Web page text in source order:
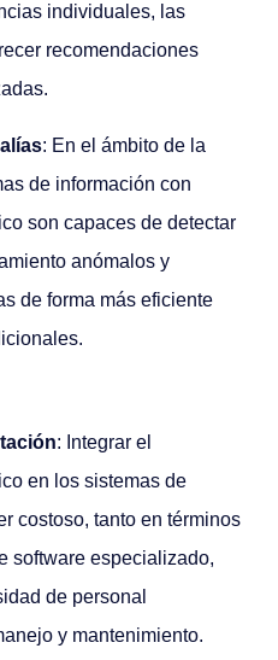
individuales, las
recomendaciones
: En el ámbito de la
de información con
son capaces de detectar
anómalos y
de forma más eficiente
: Integrar el
en los sistemas de
costoso, tanto en términos
software especializado,
de personal
y mantenimiento.